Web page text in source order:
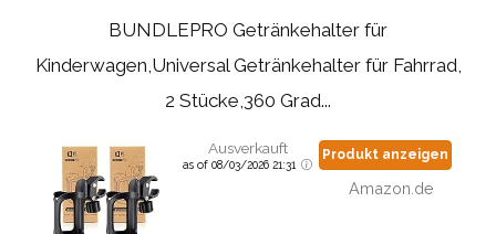
BUNDLEPRO Getränkehalter für
Kinderwagen,Universal Getränkehalter für Fahrrad,
2 Stücke,360 Grad...
Ausverkauft
as of 08/03/2026 21:31
Produkt anzeigen
Amazon.de